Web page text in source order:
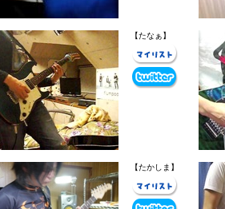
【たなぁ】
【たかしま】